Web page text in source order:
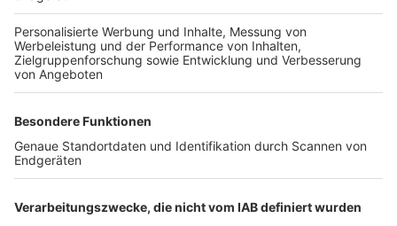
TOP-PARTNER